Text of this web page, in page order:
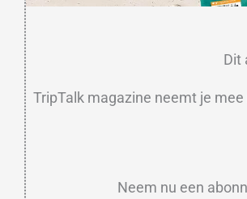
Dit
TripTalk magazine neemt je
Neem nu een